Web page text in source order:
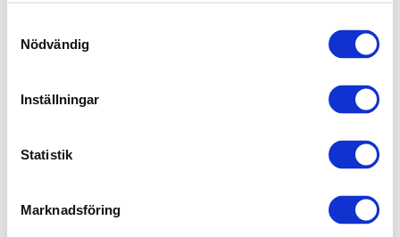
Nödvändig
Inställningar
Statistik
Marknadsföring
Fel